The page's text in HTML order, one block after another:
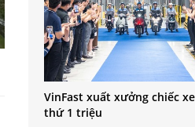
VinFast xuất xưởng chiếc
thứ 1 triệu